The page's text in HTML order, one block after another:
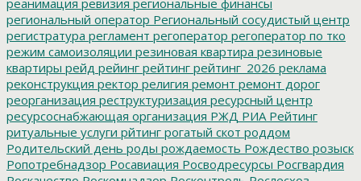
региональный оператор Региональный сосудистый центр
регистратура регламент регоператор регоператор по тко
режим самоизоляции резиновая квартира резиновые
квартиры рейд рейинг рейтинг рейтинг_2026 реклама
реконструкция ректор религия ремонт ремонт дорог
реорганизация реструктуризация ресурсный центр
ресурсоснабжающая организация РЖД РИА Рейтинг
ритуальные услуги рйтинг рогатый скот роддом
Родительский день роды рождаемость Рождество розыск
Ропотребнадзор Росавиация Росводресурсы Росгвардия